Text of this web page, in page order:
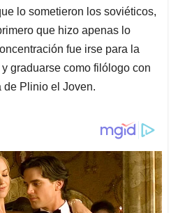
lo sometieron los soviéticos,
que hizo apenas lo
fue irse para la
graduarse como filólogo con
de Plinio el Joven.